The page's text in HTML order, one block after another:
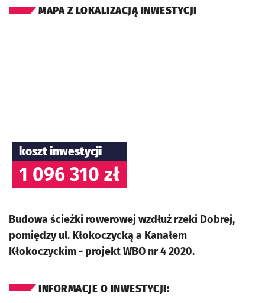
MAPA Z LOKALIZACJĄ INWESTYCJI
koszt inwestycji
1 096 310 zł
Budowa ścieżki rowerowej wzdłuż rzeki Dobrej,
pomiędzy ul. Kłokoczycką a Kanałem
Kłokoczyckim - projekt WBO nr 4 2020.
INFORMACJE O INWESTYCJI: